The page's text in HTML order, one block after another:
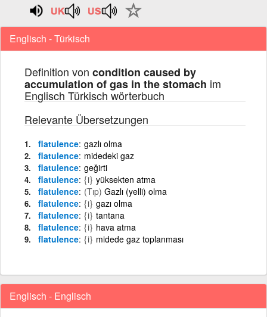
Englisch - Türkisch
Definition von condition caused by
accumulation of gas in the stomach im
Englisch Türkisch wörterbuch
Relevante Übersetzungen
flatulence gazlı olma
flatulence midedeki gaz
flatulence geğirti
flatulence {i} yüksekten atma
flatulence (Tıp) Gazlı (yelli) olma
flatulence {i} gazı olma
flatulence {i} tantana
flatulence {i} hava atma
flatulence {i} midede gaz toplanması
Englisch - Englisch